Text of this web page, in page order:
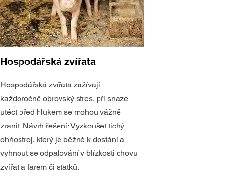
Hospodářská zvířata
Hospodářská zvířata zažívají
každoročně obrovský stres, při snaze
utéct před hlukem se mohou vážně
zranit. Návrh řešení: Vyzkoušet tichý
ohňostroj, který je běžně k dostání a
vyhnout se odpalování v blízkosti chovů
zvířat a farem či statků.